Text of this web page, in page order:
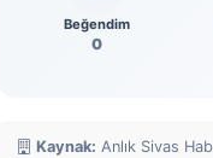
Beğendim
0
Kaynak: Anlık Sivas